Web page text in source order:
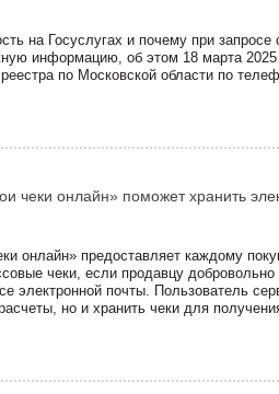
на Госуслугах и почему при запросе
информацию, об этом 18 марта 2025
по Московской области по
чеки онлайн» поможет хранить
онлайн» предоставляет каждому
чеки, если продавцу
электронной почты. Пользователь
но и хранить чеки для